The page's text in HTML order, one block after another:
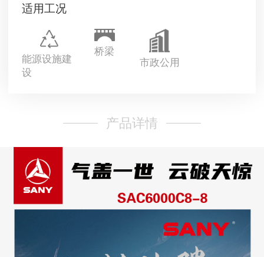
适用工况
能源设施建
设
桥梁
市政公用
产品详情